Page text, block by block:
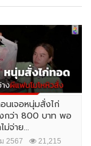
นเจอหนุ่มสั่งไก่
กว่า 800 บาท พอ
จ่าย...
2567 21,215